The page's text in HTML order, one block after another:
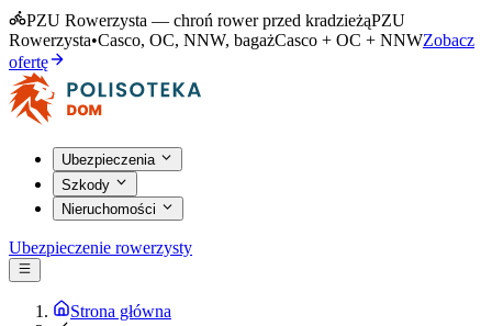
PZU Rowerzysta — chroń rower przed kradzieżąPZU
Rowerzysta•Casco, OC, NNW, bagażCasco + OC + NNWZobacz
ofertę
Ubezpieczenia
Szkody
Nieruchomości
Ubezpieczenie rowerzysty
Strona główna